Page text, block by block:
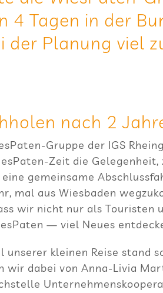
Tagen in der
Pla­nung viel
nach 2
Gruppe der IGS
Zeit die
eine gemein­same
mal aus Wies­ba­den
wir nicht nur als Tou­ris­ten
— viel Neues
unse­rer klei­nen Reise stand
wir dabei von Anna-Livia